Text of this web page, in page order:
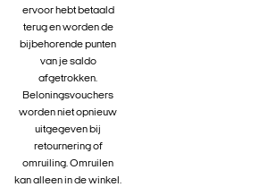
ervoor hebt betaald
terug en worden de
bijbehorende punten
van je saldo
afgetrokken.
Beloningsvouchers
worden niet opnieuw
uitgegeven bij
retournering of
omruiling. Omruilen
kan alleen in de winkel.